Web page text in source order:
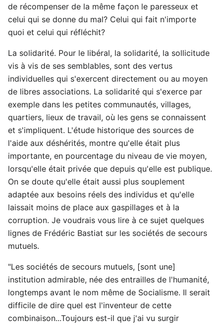
de récompenser de la même façon le paresseux et
celui qui se donne du mal? Celui qui fait n'importe
quoi et celui qui réfléchit?
La solidarité. Pour le libéral, la solidarité, la sollicitude
vis à vis de ses semblables, sont des vertus
individuelles qui s'exercent directement ou au moyen
de libres associations. La solidarité qui s'exerce par
exemple dans les petites communautés, villages,
quartiers, lieux de travail, où les gens se connaissent
et s'impliquent. L'étude historique des sources de
l'aide aux déshérités, montre qu'elle était plus
importante, en pourcentage du niveau de vie moyen,
lorsqu'elle était privée que depuis qu'elle est publique.
On se doute qu'elle était aussi plus souplement
adaptée aux besoins réels des individus et qu'elle
laissait moins de place aux gaspillages et à la
corruption. Je voudrais vous lire à ce sujet quelques
lignes de Frédéric Bastiat sur les sociétés de secours
mutuels.
"Les sociétés de secours mutuels, [sont une]
institution admirable, née des entrailles de l'humanité,
longtemps avant le nom même de Socialisme. Il serait
difficile de dire quel est l'inventeur de cette
combinaison...Toujours est-il que j'ai vu surgir